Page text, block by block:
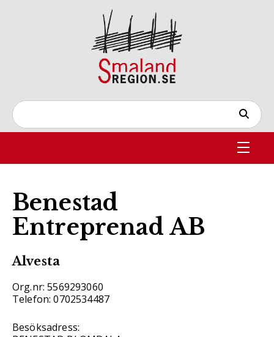
Benestad
Entreprenad AB
Alvesta
Org.nr: 5569293060
Telefon: 0702534487
Besöksadress: